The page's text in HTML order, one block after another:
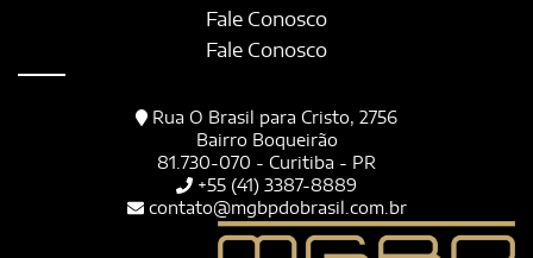
Fale Conosco
Fale Conosco
Rua O Brasil para Cristo, 2756
Bairro Boqueirão
81.730-070 - Curitiba - PR
+55 (41) 3387-8889
contato@mgbpdobrasil.com.br